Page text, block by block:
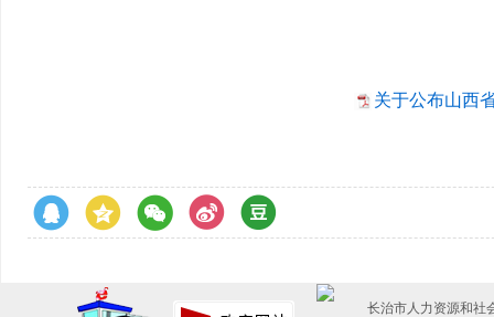
关于公布山西
长治市人力资源和社